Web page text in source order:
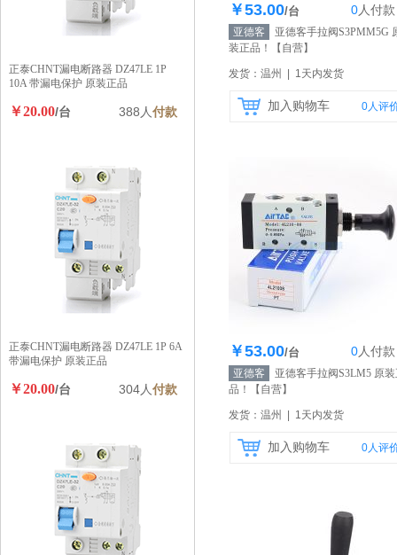
库存100个
￥53.00/台 0人付款
亚德客
亚德客手拉阀S3PMM5G
装正品！
【自营】
发货：温州 | 1天内发货
加入购物车 0人评
库存100个
￥53.00/台 0人付款
亚德客
亚德客手拉阀S3LM5 原
品！
【自营】
发货：温州 | 1天内发货
加入购物车 0人评
正泰CHNT漏电断路器 DZ47LE 1P
10A 带漏电保护 原装正品
￥20.00/台 388人付款
正泰CHNT漏电断路器 DZ47LE 1P 6A
带漏电保护 原装正品
￥20.00/台 304人付款